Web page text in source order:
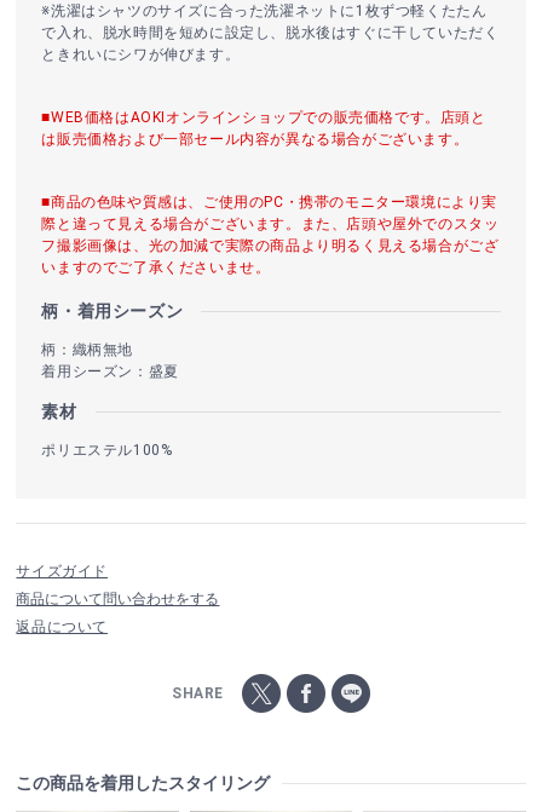
※洗濯はシャツのサイズに合った洗濯ネットに1枚ずつ軽くたたん
で入れ、脱水時間を短めに設定し、脱水後はすぐに干していただく
ときれいにシワが伸びます。
■WEB価格はAOKIオンラインショップでの販売価格です。店頭と
は販売価格および一部セール内容が異なる場合がございます。
■商品の色味や質感は、ご使用のPC・携帯のモニター環境により実
際と違って見える場合がございます。また、店頭や屋外でのスタッ
フ撮影画像は、光の加減で実際の商品より明るく見える場合がござ
いますのでご了承くださいませ。
柄・着用シーズン
柄：織柄無地
着用シーズン：盛夏
素材
ポリエステル100%
サイズガイド
商品について問い合わせをする
返品について
SHARE
この商品を着用したスタイリング